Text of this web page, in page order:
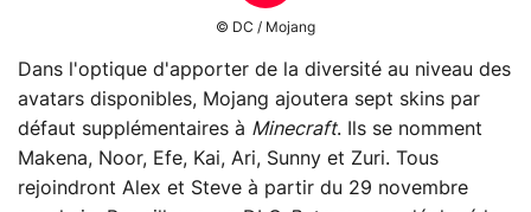
© DC / Mojang
Dans l'optique d'apporter de la diversité au niveau des
avatars disponibles, Mojang ajoutera sept skins par
défaut supplémentaires à Minecraft. Ils se nomment
Makena, Noor, Efe, Kai, Ari, Sunny et Zuri. Tous
rejoindront Alex et Steve à partir du 29 novembre